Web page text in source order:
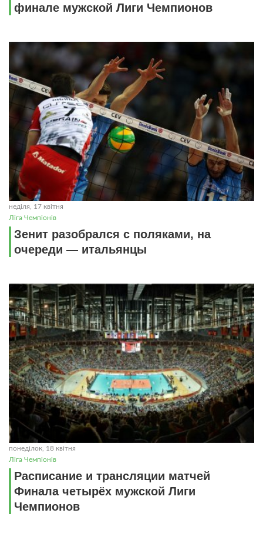
финале мужской Лиги Чемпионов
неділя, 17 квітня
Ліга Чемпіонів
Зенит разобрался с поляками, на
очереди — итальянцы
понеділок, 18 квітня
Ліга Чемпіонів
Расписание и трансляции матчей
Финала четырёх мужской Лиги
Чемпионов